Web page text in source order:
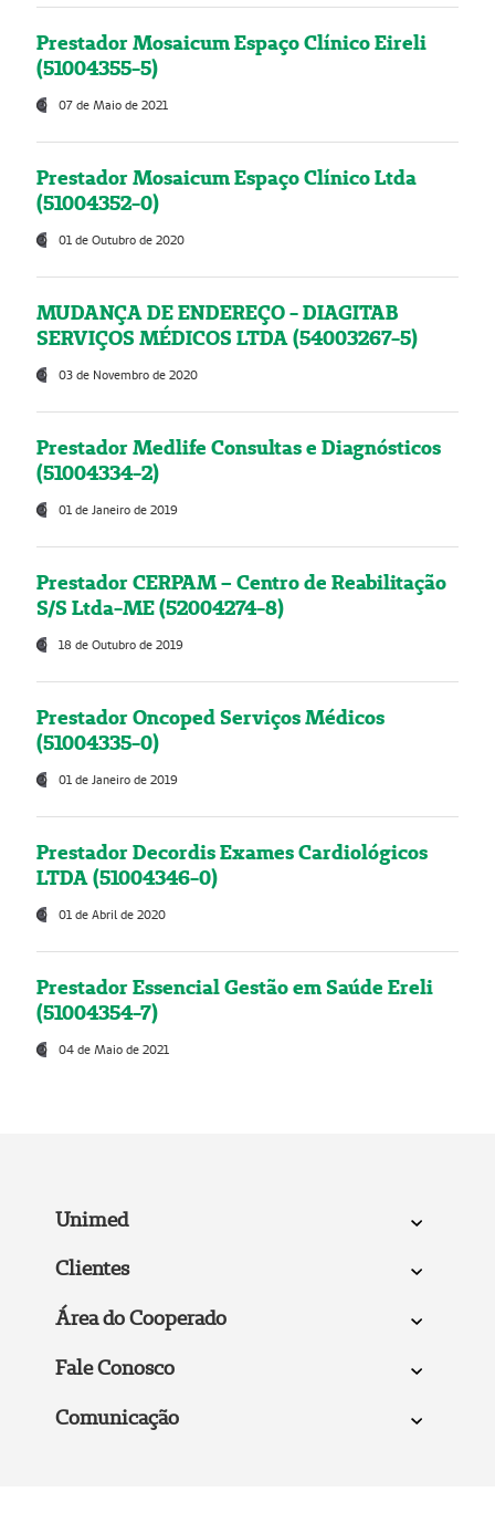
Prestador Mosaicum Espaço Clínico Eireli
(51004355-5)
07 de Maio de 2021
Prestador Mosaicum Espaço Clínico Ltda
(51004352-0)
01 de Outubro de 2020
MUDANÇA DE ENDEREÇO - DIAGITAB
SERVIÇOS MÉDICOS LTDA (54003267-5)
03 de Novembro de 2020
Prestador Medlife Consultas e Diagnósticos
(51004334-2)
01 de Janeiro de 2019
Prestador CERPAM – Centro de Reabilitação
S/S Ltda-ME (52004274-8)
18 de Outubro de 2019
Prestador Oncoped Serviços Médicos
(51004335-0)
01 de Janeiro de 2019
Prestador Decordis Exames Cardiológicos
LTDA (51004346-0)
01 de Abril de 2020
Prestador Essencial Gestão em Saúde Ereli
(51004354-7)
04 de Maio de 2021
Unimed
Clientes
Área do Cooperado
Fale Conosco
Comunicação